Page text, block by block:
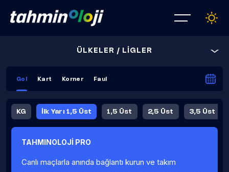
ÜLKELER / LİGLER
Gol Kart Korner Faul
KG İlk Yarı 1,5 Üst 1,5 Üst 2,5 Üst 3,5 Üst
Fauller Ortalama
TAHMINOLOJİ PRO
Canlı maçlarla anında bağlantı kurun ve takım